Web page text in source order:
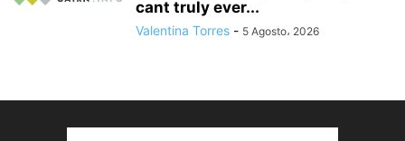
cant truly ever...
Valentina Torres - 5 Agosto، 2026